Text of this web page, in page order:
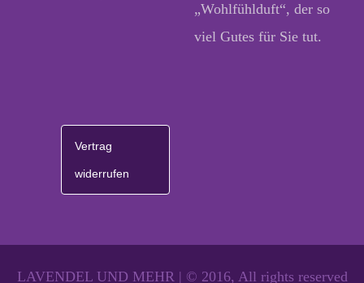
„Wohlfühlduft“, der so
viel Gutes für Sie tut.
Vertrag
widerrufen
LAVENDEL UND MEHR | © 2016, All rights reserved